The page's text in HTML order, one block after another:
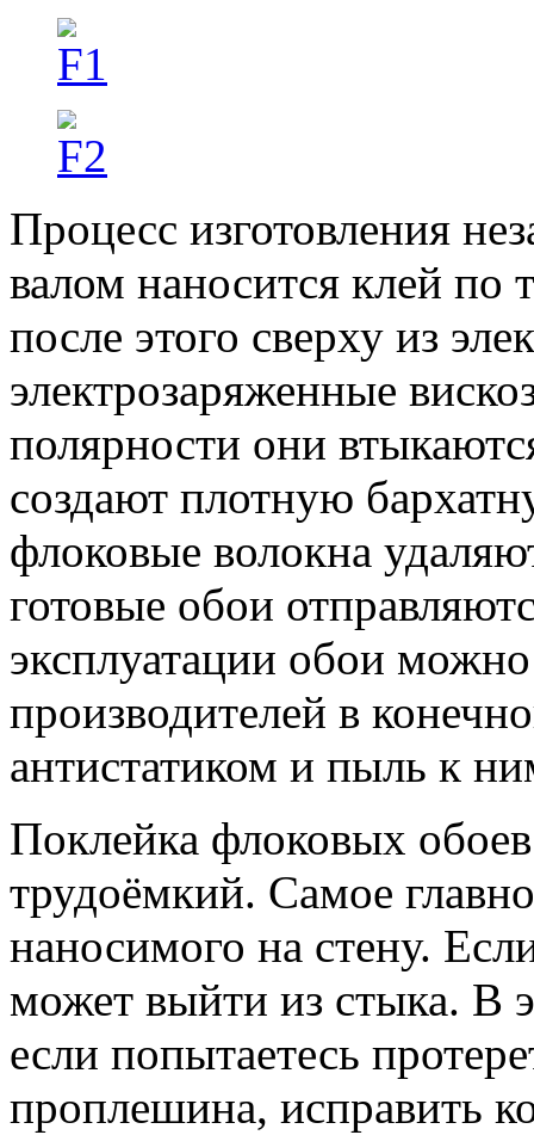
Процесс изготовления
валом наносится клей по
после этого сверху из
электрозаряженные
полярности они
создают плотную
флоковые волокна
готовые обои
эксплуатации обои
производителей в
антистатиком и пыль к
Поклейка флоковых
трудоёмкий. Самое
наносимого на стену.
может выйти из стыка. В
если попытаетесь
проплешина, исправить